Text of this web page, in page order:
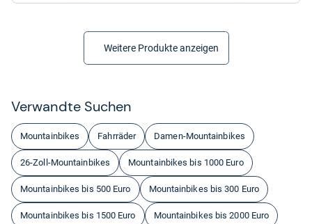
Weitere Produkte anzeigen
Ver­wandte Suchen
Mountainbikes Fahrräder Damen-Mountainbikes
26-Zoll-Mountainbikes Mountainbikes bis 1000 Euro
Mountainbikes bis 500 Euro Mountainbikes bis 300 Euro
Mountainbikes bis 1500 Euro Mountainbikes bis 2000 Euro